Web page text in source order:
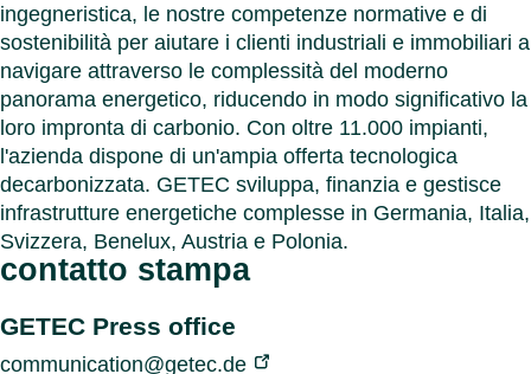
ingegneristica, le nostre competenze normative e di
sostenibilità per aiutare i clienti industriali e immobiliari a
navigare attraverso le complessità del moderno
panorama energetico, riducendo in modo significativo la
loro impronta di carbonio. Con oltre 11.000 impianti,
l'azienda dispone di un'ampia offerta tecnologica
decarbonizzata. GETEC sviluppa, finanzia e gestisce
infrastrutture energetiche complesse in Germania, Italia,
Svizzera, Benelux, Austria e Polonia.
contatto stampa
GETEC Press office
communication@getec.de